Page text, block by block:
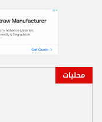
محليات